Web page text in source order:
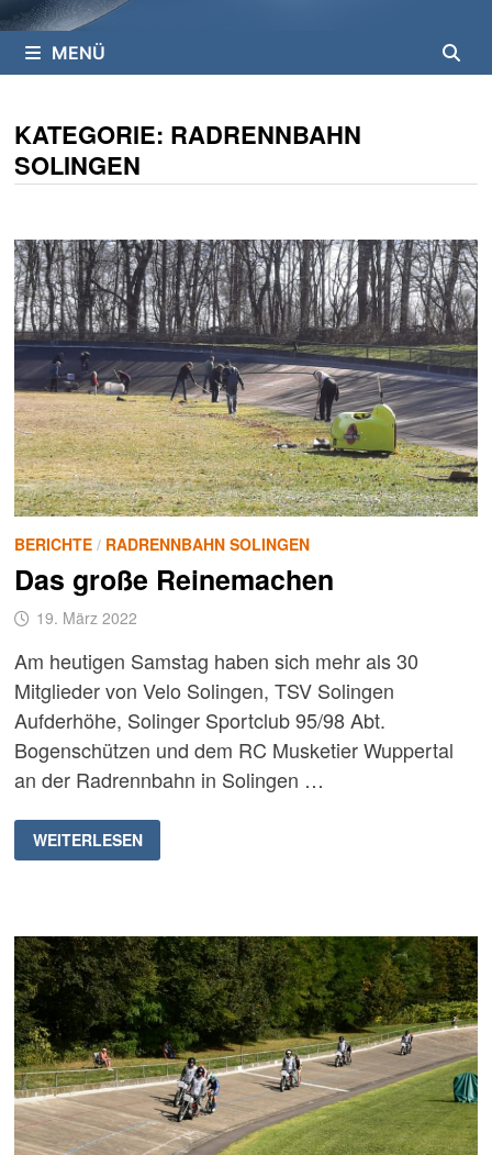
MENÜ
KATEGORIE: RADRENNBAHN
SOLINGEN
BERICHTE/ RADRENNBAHN SOLINGEN
Das große Reinemachen
19. März 2022
Am heutigen Samstag haben sich mehr als 30
Mitglieder von Velo Solingen, TSV Solingen
Aufderhöhe, Solinger Sportclub 95/98 Abt.
Bogenschützen und dem RC Musketier Wuppertal
an der Radrennbahn in Solingen …
DAS
GROSSE R
EINEMACHEN
WEITERLESEN